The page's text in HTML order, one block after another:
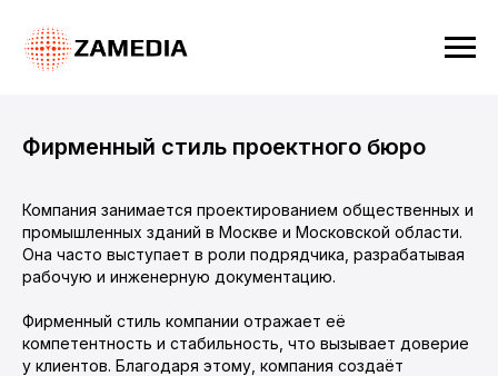
Фирменный стиль проектного бюро
Компания занимается проектированием общественных и
промышленных зданий в Москве и Московской области.
Она часто выступает в роли подрядчика, разрабатывая
рабочую и инженерную документацию.
Фирменный стиль компании отражает её
компетентность и стабильность, что вызывает доверие
у клиентов. Благодаря этому, компания создаёт